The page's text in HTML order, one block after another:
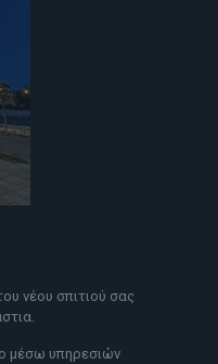
νέου σπιτιού σας
μέσω υπηρεσιών